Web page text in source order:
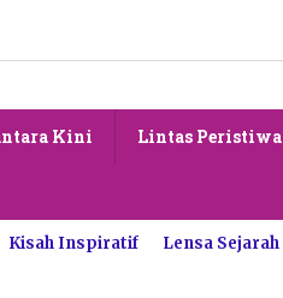
Kini Lintas Peristiwa
Kisah Inspiratif Lensa Sejarah